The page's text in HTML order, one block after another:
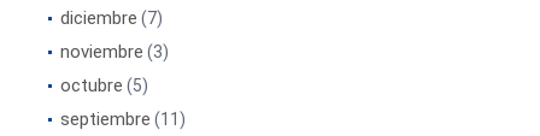
diciembre (7)
noviembre (3)
octubre (5)
septiembre (11)